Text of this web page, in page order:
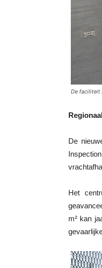
De faciliteit
De
Het
m² kan